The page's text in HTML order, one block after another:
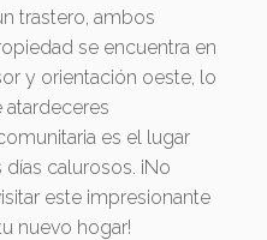
trastero, ambos
se encuentra en
y orientación oeste, lo
atardeceres
es el lugar
calurosos. ¡No
este impresionante
nuevo hogar!